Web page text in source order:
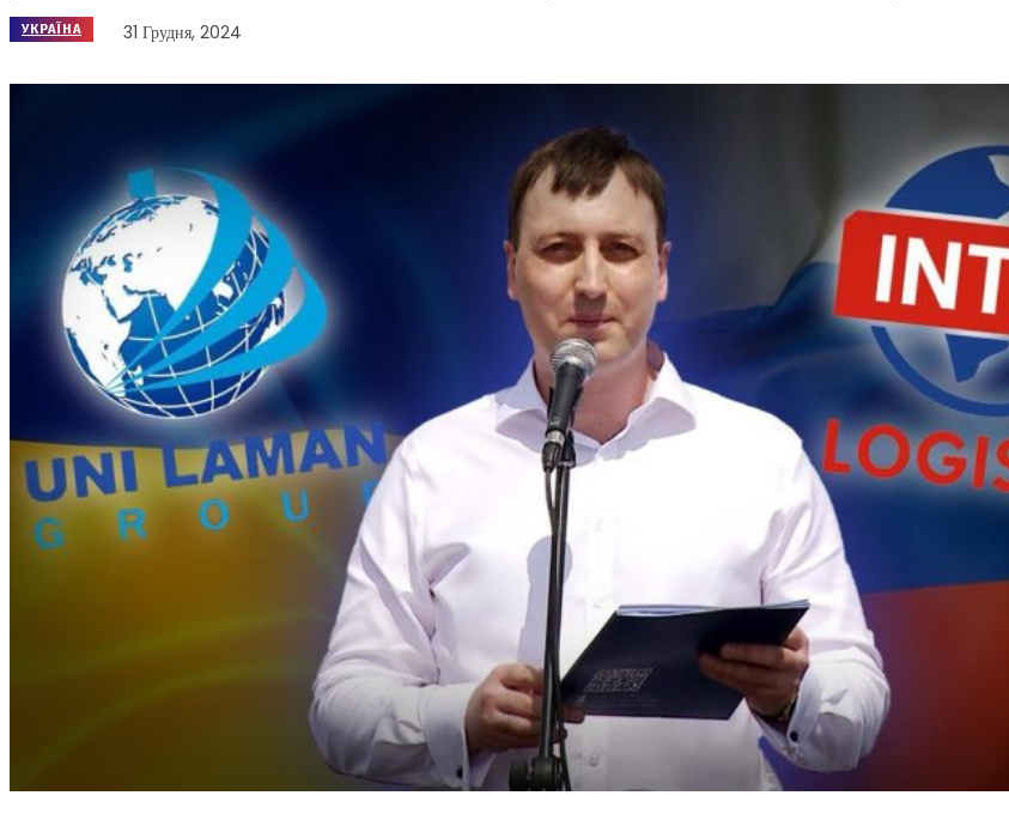
УКРАЇНА 31 Грудня, 2024